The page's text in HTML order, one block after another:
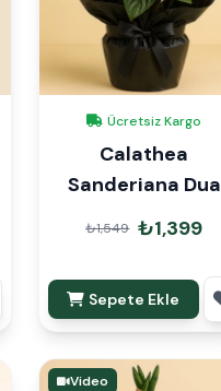
Ücretsiz Kargo
Calathea
Sanderiana Dua
Çiçeği Hediye
Paketli
₺1,549 ₺1,399
Sepete Ekle
Video